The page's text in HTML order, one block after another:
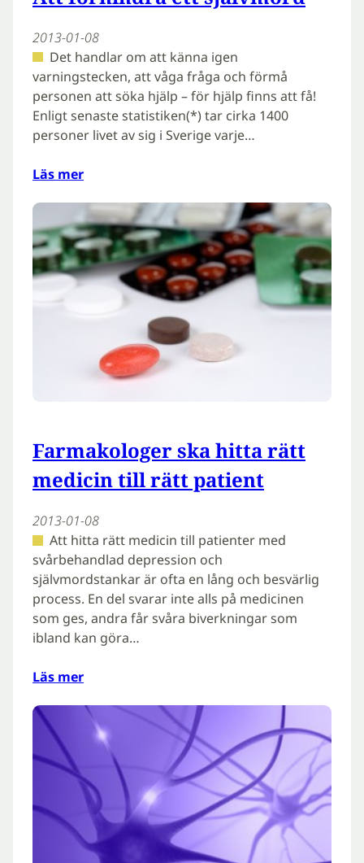
2013-01-08
Det handlar om att känna igen
varningstecken, att våga fråga och förmå
personen att söka hjälp – för hjälp finns att få!
Enligt senaste statistiken(*) tar cirka 1400
personer livet av sig i Sverige varje…
Läs mer
Farmakologer ska hitta rätt
medicin till rätt patient
2013-01-08
Att hitta rätt medicin till patienter med
svårbehandlad depression och
självmordstankar är ofta en lång och besvärlig
process. En del svarar inte alls på medicinen
som ges, andra får svåra biverkningar som
ibland kan göra…
Läs mer